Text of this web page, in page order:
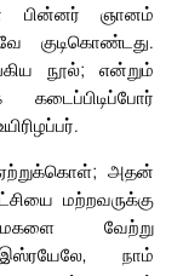
பின்னர் ஞானம்
குடிகொண்டது.
நூல்; என்றும்
அதன்
மற்றவருக்கு
வேற்று
நாம்